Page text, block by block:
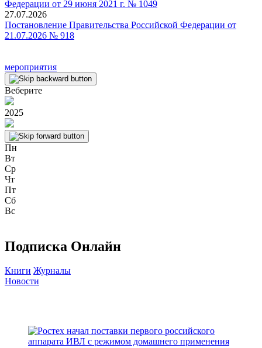
27.07.2026
Постановление Правительства Российской Федерации от
21.07.2026 № 918
мероприятия
Веберите
2025
Пн
Вт
Ср
Чт
Пт
Сб
Вс
Подписка Онлайн
Книги Журналы
Новости